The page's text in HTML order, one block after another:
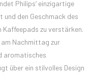
Philips‘ einzigartige
den Geschmack des
Kaffeepads zu verstärken.
am Nachmittag zur
aromatisches
über ein stilvolles Design